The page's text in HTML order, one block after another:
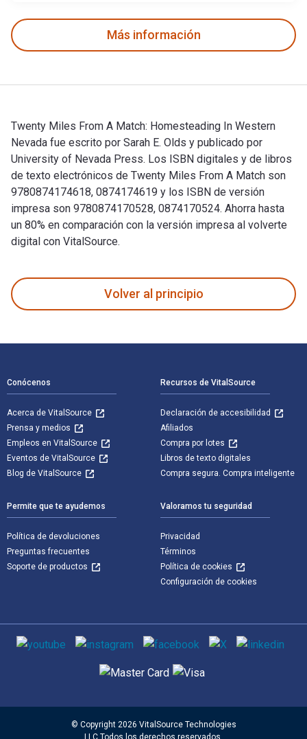
Más información
Twenty Miles From A Match: Homesteading In Western
Nevada fue escrito por Sarah E. Olds y publicado por
University of Nevada Press. Los ISBN digitales y de libros
de texto electrónicos de Twenty Miles From A Match son
9780874174618, 0874174619 y los ISBN de versión
impresa son 9780874170528, 0874170524. Ahorra hasta
un 80% en comparación con la versión impresa al volverte
digital con VitalSource.
Volver al principio
Conócenos
Acerca de VitalSource
Prensa y medios
Empleos en VitalSource
Eventos de VitalSource
Blog de VitalSource
Recursos de VitalSource
Declaración de accesibilidad
Afiliados
Compra por lotes
Libros de texto digitales
Compra segura. Compra inteligente
Permite que te ayudemos
Política de devoluciones
Preguntas frecuentes
Soporte de productos
Valoramos tu seguridad
Privacidad
Términos
Política de cookies
Configuración de cookies
Medios de comunicación social
Métodos de pago admitidos
© Copyright 2026 VitalSource Technologies
LLC Todos los derechos reservados.